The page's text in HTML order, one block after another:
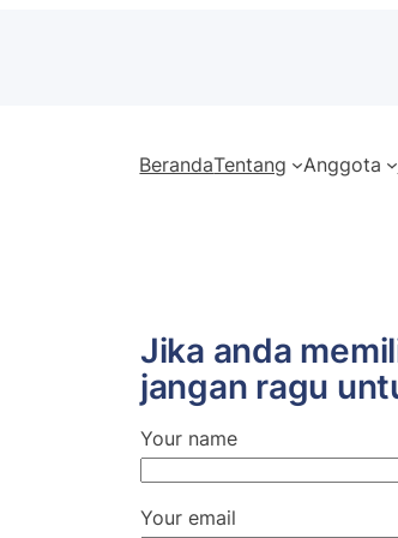
BerandaTentang Anggota
Jika anda
jangan ragu
Your name
Your email